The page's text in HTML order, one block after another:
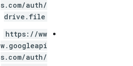
s.com/auth/
drive.file
https://ww
w.googleapi
s.com/auth/